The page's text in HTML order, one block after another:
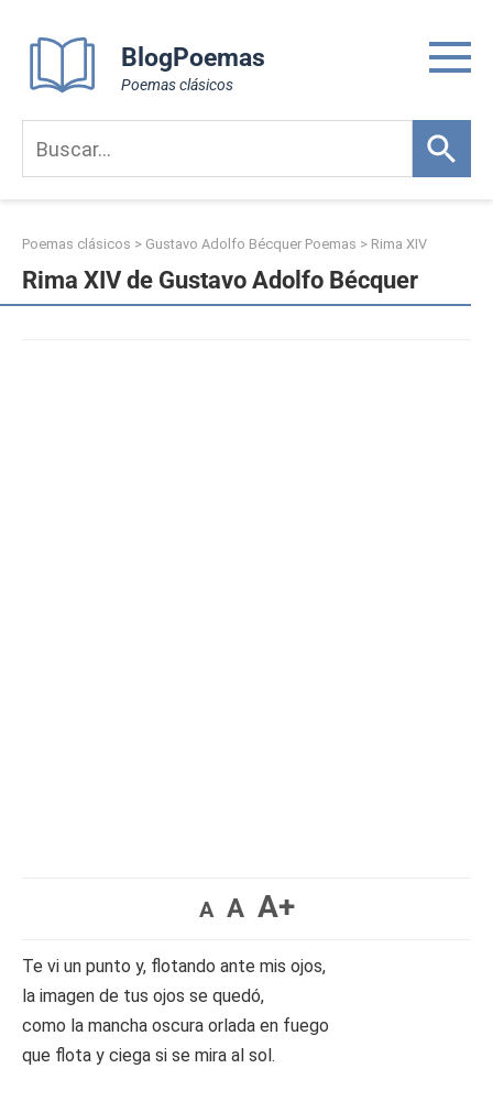
content
BlogPoemas
Poemas clásicos
Poemas clásicos > Gustavo Adolfo Bécquer Poemas > Rima XIV
Rima XIV de Gustavo Adolfo Bécquer
A A A+
Te vi un punto y, flotando ante mis ojos,
la imagen de tus ojos se quedó,
como la mancha oscura orlada en fuego
que flota y ciega si se mira al sol.